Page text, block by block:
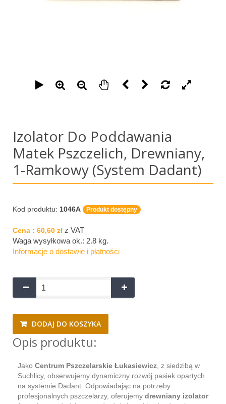
Izolator Do Poddawania
Matek Pszczelich, Drewniany,
1-Ramkowy (System Dadant)
Kod produktu: 1046A Produkt dostępny
Cena : 60,60 zł z VAT
Waga wysyłkowa ok.: 2.8 kg.
Informacje o dostawie i płatności
DODAJ DO KOSZYKA
Opis produktu:
Jako Centrum Pszczelarskie Łukasiewicz , z siedzibą w
Suchlicy, obserwujemy dynamiczny rozwój pasiek opartych
na systemie Dadant. Odpowiadając na potrzeby
profesjonalnych pszczelarzy, oferujemy drewniany izolator